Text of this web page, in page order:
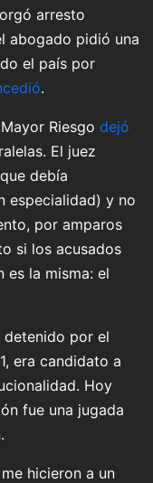
arresto
abogado pidió una
el país por
.
Riesgo dejó
El juez
debía
especialidad) y no
por amparos
si los acusados
es la misma: el
detenido por el
era candidato a
Hoy
fue una jugada
hicieron a un